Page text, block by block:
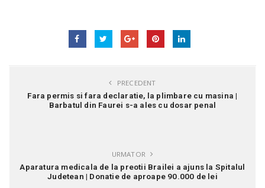
PRECEDENT
Fara permis si fara declaratie, la plimbare cu masina |
Barbatul din Faurei s-a ales cu dosar penal
URMATOR
Aparatura medicala de la preotii Brailei a ajuns la Spitalul
Judetean | Donatie de aproape 90.000 de lei